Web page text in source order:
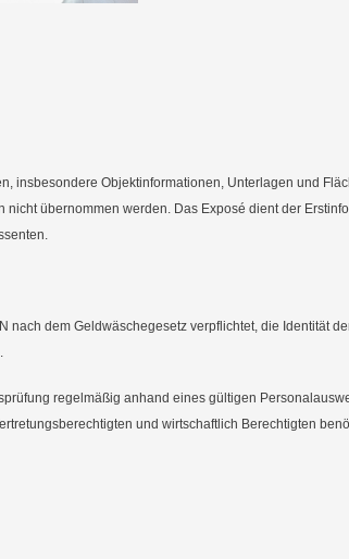
insbesondere Objektinformationen, Unterlagen und
nicht übernommen werden. Das Exposé dient der
nach dem Geldwäschegesetz verpflichtet, die Identität
regelmäßig anhand eines gültigen
und wirtschaftlich Berechtigten